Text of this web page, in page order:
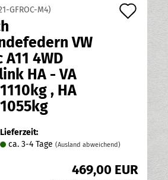
GFROC-M4)
Auf
den
VW
A11 4WD
HA - VA
, HA
Lieferzeit:
ca. 3-4 Tage (Ausland abweichend)
469,00 EUR